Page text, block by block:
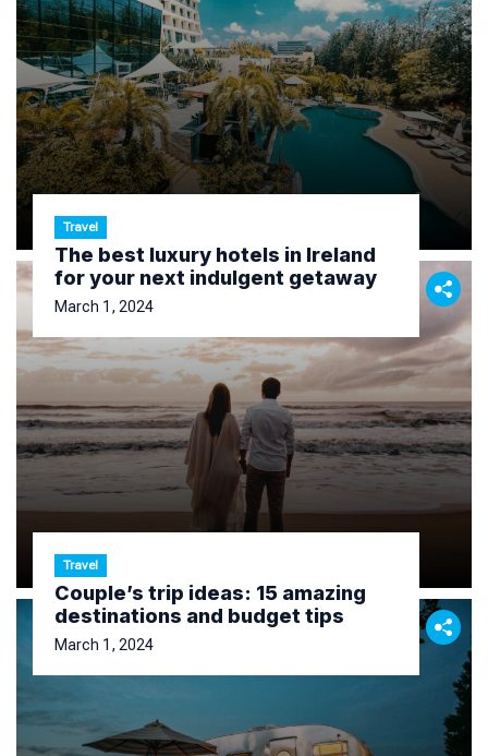
Travel
The best luxury hotels in Ireland
for your next indulgent getaway
March 1, 2024
Travel
Couple’s trip ideas: 15 amazing
destinations and budget tips
March 1, 2024